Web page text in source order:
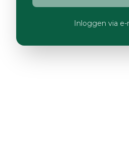
Inloggen via e-